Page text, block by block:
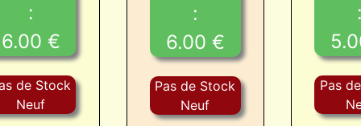
:
6.00 €
de Stock
Neuf
:
6.00 €
Pas de Stock
Neuf
:
Pas